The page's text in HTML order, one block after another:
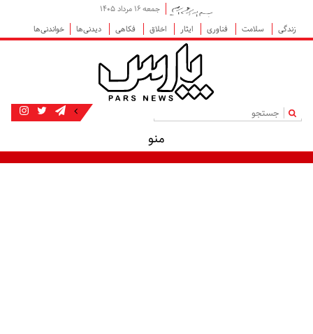
جمعه ۱۶ مرداد ۱۴۰۵
زندگی
سلامت فناوری ایثار اخلاق فکاهی دیدنی‌ها خواندنی‌ها
|
منو